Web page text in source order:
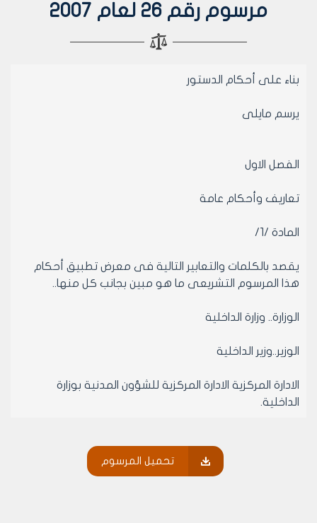
مرسوم رقم 26 لعام 2007
بناء على أحكام الدستور
يرسم مايلى
الفصل الاول
تعاريف وأحكام عامة
المادة /1/
يقصد بالكلمات والتعابير التالية فى معرض تطبيق أحكام
هذا المرسوم التشريعى ما هو مبين بجانب كل منها..
الوزارة.. وزارة الداخلية
الوزير..وزير الداخلية
الادارة المركزية الادارة المركزية للشؤون المدنية بوزارة
الداخلية.
السجل المدنى.. هو السجل الذى تدون فيه واقعات الاحوال
تحميل المرسوم